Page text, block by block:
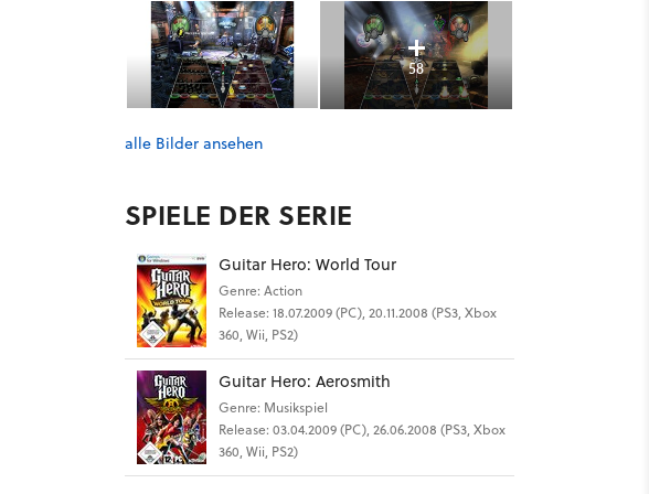
58
alle Bilder ansehen
SPIELE DER SERIE
Guitar Hero: World Tour
Genre: Action
Release: 18.07.2009 (PC), 20.11.2008 (PS3, Xbox
360, Wii, PS2)
Guitar Hero: Aerosmith
Genre: Musikspiel
Release: 03.04.2009 (PC), 26.06.2008 (PS3, Xbox
360, Wii, PS2)